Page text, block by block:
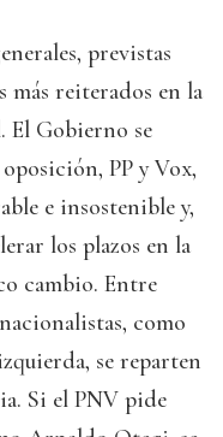
previstas
más reiterados en la
El Gobierno se
PP y Vox,
e insostenible y,
los plazos en la
cambio. Entre
como
se reparten
Si el PNV pide